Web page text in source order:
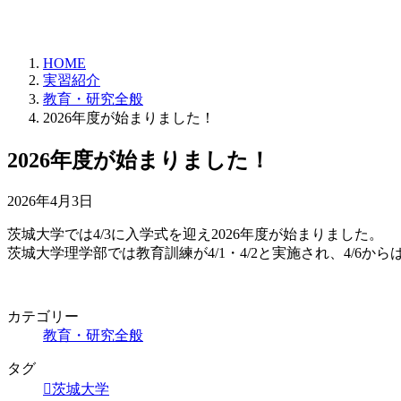
HOME
実習紹介
教育・研究全般
2026年度が始まりました！
2026年度が始まりました！
2026年4月3日
茨城大学では4/3に入学式を迎え2026年度が始まりました。
茨城大学理学部では教育訓練が4/1・4/2と実施され、4/6から
カテゴリー
教育・研究全般
タグ
茨城大学